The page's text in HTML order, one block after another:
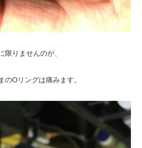
限りませんのが、
のOリングは痛みます。